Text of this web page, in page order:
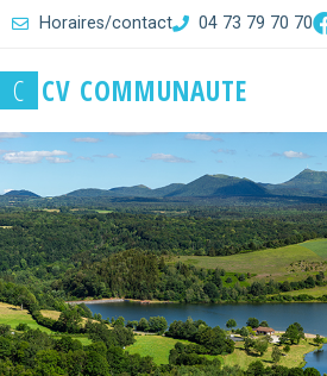
Horaires/contact 04 73 79 70 70
C CV COMMUNAUTE